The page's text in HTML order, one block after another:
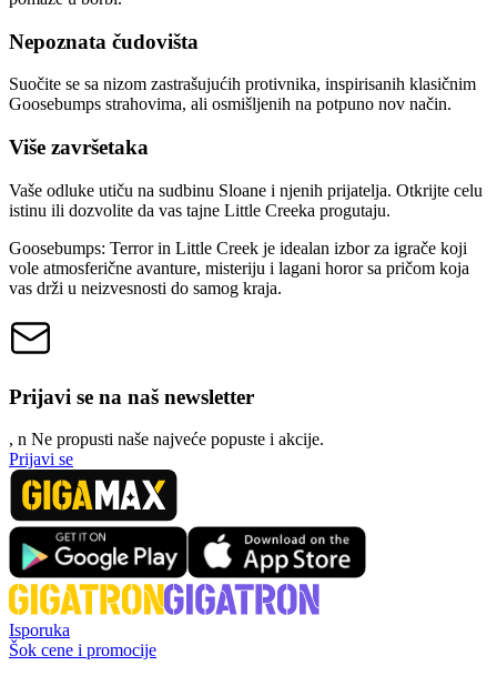
Nepoznata čudovišta
Suočite se sa nizom zastrašujućih protivnika, inspirisanih klasičnim
Goosebumps strahovima, ali osmišljenih na potpuno nov način.
Više završetaka
Vaše odluke utiču na sudbinu Sloane i njenih prijatelja. Otkrijte celu
istinu ili dozvolite da vas tajne Little Creeka progutaju.
Goosebumps: Terror in Little Creek je idealan izbor za igrače koji
vole atmosferične avanture, misteriju i lagani horor sa pričom koja
vas drži u neizvesnosti do samog kraja.
Prijavi se na naš newsletter
, n Ne propusti naše najveće popuste i akcije.
Prijavi se
Isporuka
Šok cene i promocije